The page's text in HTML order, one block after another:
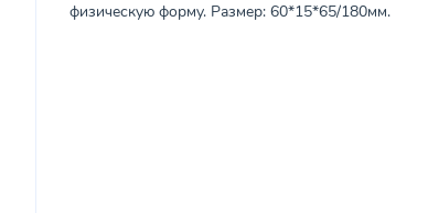
физическую форму. Размер: 60*15*65/180мм.